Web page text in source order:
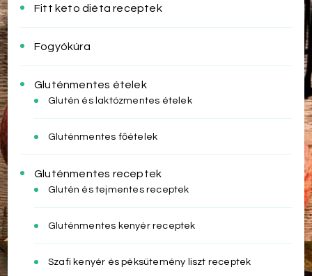
Fitt keto diéta receptek
Fogyókúra
Gluténmentes ételek
Glutén és laktózmentes ételek
Gluténmentes főételek
Gluténmentes receptek
Glutén és tejmentes receptek
Gluténmentes kenyér receptek
Szafi kenyér és péksütemény liszt receptek